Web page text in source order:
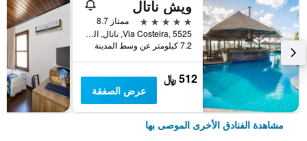
ويش ناتال
5 نجوم
ممتاز 8.7
Via Costeira, 5525, ناتال, البرازيل
7.2 كيلومتر عن وسط المدينة
512 ﷼
عرض الصفقة
مشاهدة الفنادق الأخرى الموصى بها